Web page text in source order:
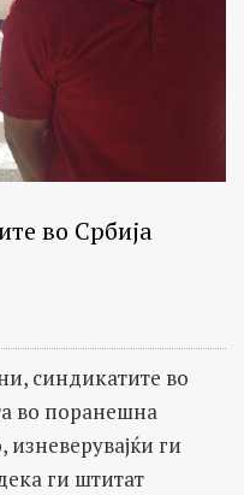
во Србија
синдикатите во
во поранешна
изневерувајќи ги
ги штитат